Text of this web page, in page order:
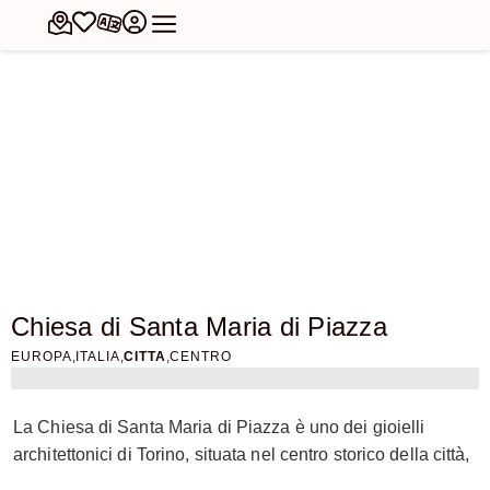
Chiesa di Santa Maria di Piazza
EUROPA, ITALIA,CITTA,CENTRO
La Chiesa di Santa Maria di Piazza è uno dei gioielli
architettonici di Torino, situata nel centro storico della città,